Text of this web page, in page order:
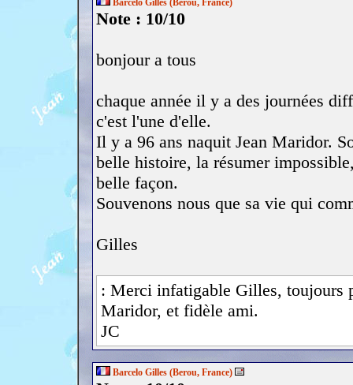
Barcelo Gilles (Berou, France)
Note : 10/10
bonjour a tous
chaque année il y a des journées
c'est l'une d'elle.
Il y a 96 ans naquit Jean Maridor.
belle histoire, la résumer
belle façon.
Souvenons nous que sa vie qui
Gilles
: Merci infatigable Gilles, toujours
Maridor, et fidèle ami.
JC
Barcelo Gilles (Berou, France)